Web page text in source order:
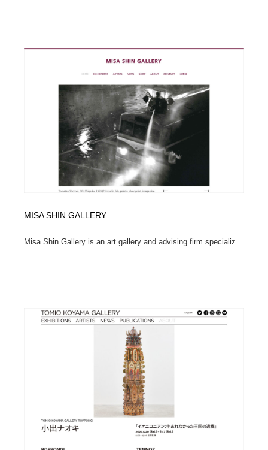
MISA SHIN GALLERY
Misa Shin Gallery is an art gallery and advising firm specializ...